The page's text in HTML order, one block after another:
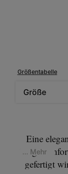
Größentabelle
Eine
gefertigt
... Mehr